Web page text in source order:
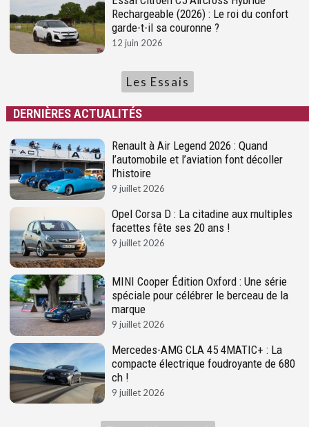
Rechargeable (2026) : Le roi du confort
garde-t-il sa couronne ?
12 juin 2026
Les Essais
DERNIÈRES ACTUALITÉS
Renault à Air Legend 2026 : Quand
l’automobile et l’aviation font décoller
l’histoire
9 juillet 2026
Opel Corsa D : La citadine aux multiples
facettes fête ses 20 ans !
9 juillet 2026
MINI Cooper Édition Oxford : Une série
spéciale pour célébrer le berceau de la
marque
9 juillet 2026
Mercedes-AMG CLA 45 4MATIC+ : La
compacte électrique foudroyante de 680
ch !
9 juillet 2026